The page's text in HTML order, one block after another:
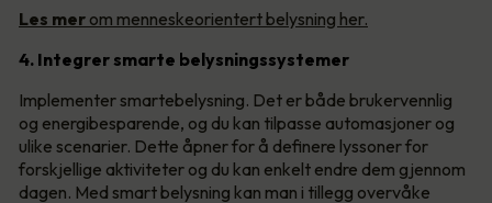
Les mer om menneskeorientert belysning her.
4. Integrer smarte belysningssystemer
Implementer smartebelysning. Det er både brukervennlig
og energibesparende, og du kan tilpasse automasjoner og
ulike scenarier. Dette åpner for å definere lyssoner for
forskjellige aktiviteter og du kan enkelt endre dem gjennom
dagen. Med smart belysning kan man i tillegg overvåke